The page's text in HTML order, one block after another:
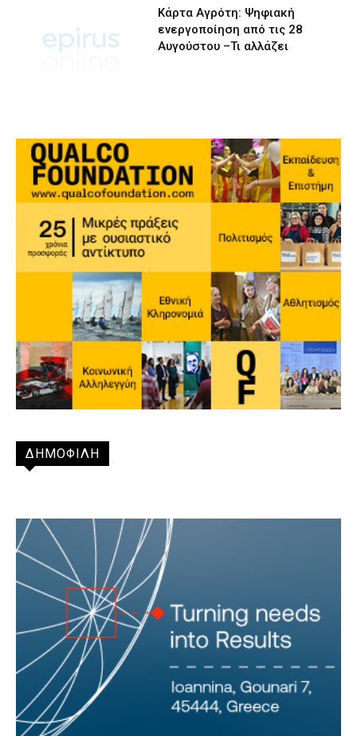
Κάρτα Αγρότη: Ψηφιακή
ενεργοποίηση από τις 28
Αυγούστου –Τι αλλάζει
ΔΗΜΟΦΙΛΗ